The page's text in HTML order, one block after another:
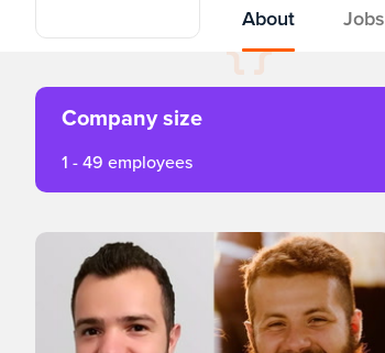
About Jobs
Company size
1 - 49 employees